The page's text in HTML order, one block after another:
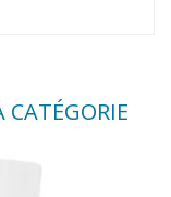
CATÉGORIE